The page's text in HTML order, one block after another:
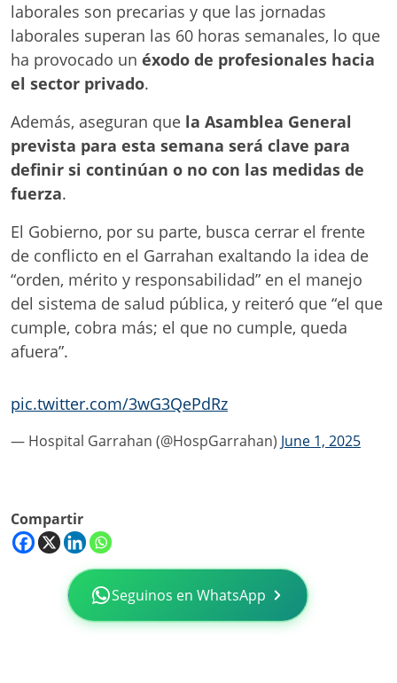
laborales son precarias y que las jornadas
laborales superan las 60 horas semanales, lo que
ha provocado un éxodo de profesionales hacia
el sector privado.
Además, aseguran que la Asamblea General
prevista para esta semana será clave para
definir si continúan o no con las medidas de
fuerza.
El Gobierno, por su parte, busca cerrar el frente
de conflicto en el Garrahan exaltando la idea de
“orden, mérito y responsabilidad” en el manejo
del sistema de salud pública, y reiteró que “el que
cumple, cobra más; el que no cumple, queda
afuera”.
pic.twitter.com/3wG3QePdRz
— Hospital Garrahan (@HospGarrahan) June 1, 2025
Compartir
Seguinos en WhatsApp